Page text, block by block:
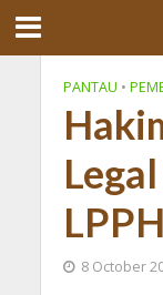
PANTAU •
8 October